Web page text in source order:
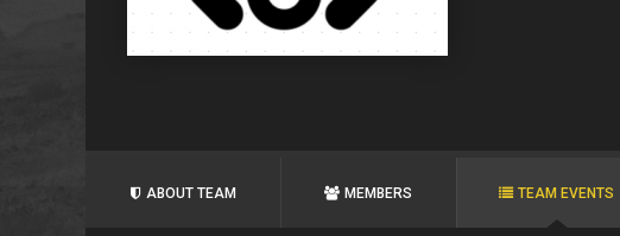
ABOUT TEAM MEMBERS TEAM EVENTS